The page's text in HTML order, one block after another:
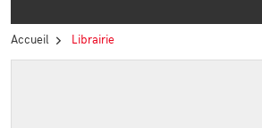
Accueil Librairie